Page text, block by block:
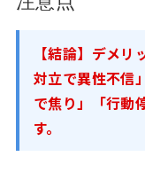
【結論】デメ
対立で異性不信
で焦り」「行動
す。